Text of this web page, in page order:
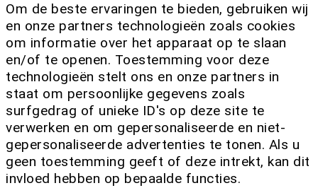
Om de beste ervaringen te bieden, gebruiken wij
en onze partners technologieën zoals cookies
om informatie over het apparaat op te slaan
en/of te openen. Toestemming voor deze
technologieën stelt ons en onze partners in
staat om persoonlijke gegevens zoals
surfgedrag of unieke ID's op deze site te
verwerken en om gepersonaliseerde en niet-
gepersonaliseerde advertenties te tonen. Als u
geen toestemming geeft of deze intrekt, kan dit
invloed hebben op bepaalde functies.